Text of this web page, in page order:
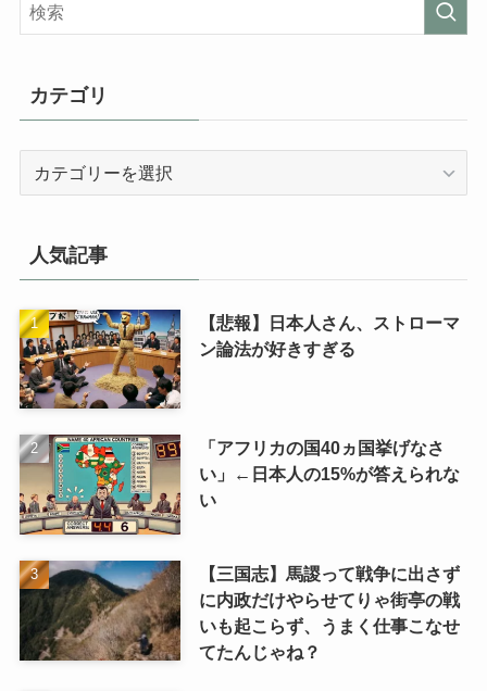
カテゴリ
人気記事
【悲報】日本人さん、ストローマ
ン論法が好きすぎる
「アフリカの国40ヵ国挙げなさ
い」←日本人の15%が答えられな
い
【三国志】馬謖って戦争に出さず
に内政だけやらせてりゃ街亭の戦
いも起こらず、うまく仕事こなせ
てたんじゃね？